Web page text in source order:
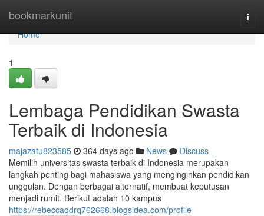
bookmarkunit
Home
Home
1
Lembaga Pendidikan Swasta
Terbaik di Indonesia
majazatu823585 364 days ago News
Discuss
Memilih universitas swasta terbaik di Indonesia merupakan
langkah penting bagi mahasiswa yang menginginkan pendidikan
unggulan. Dengan berbagai alternatif, membuat keputusan
menjadi rumit. Berikut adalah 10 kampus
https://rebeccaqdrq762668.blogsidea.com/profile